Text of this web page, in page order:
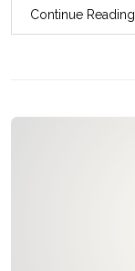
Continue Reading